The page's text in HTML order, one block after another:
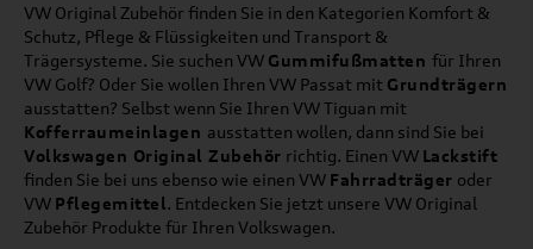
VW Original Zubehör finden Sie in den Kategorien Komfort &
Schutz, Pflege & Flüssigkeiten und Transport &
Trägersysteme. Sie suchen VW Gummifußmatten für Ihren
VW Golf? Oder Sie wollen Ihren VW Passat mit Grundträgern
ausstatten? Selbst wenn Sie Ihren VW Tiguan mit
Kofferraumeinlagen ausstatten wollen, dann sind Sie bei
Volkswagen Original Zubehör richtig. Einen VW Lackstift
finden Sie bei uns ebenso wie einen VW Fahrradträger oder
VW Pflegemittel. Entdecken Sie jetzt unsere VW Original
Zubehör Produkte für Ihren Volkswagen.